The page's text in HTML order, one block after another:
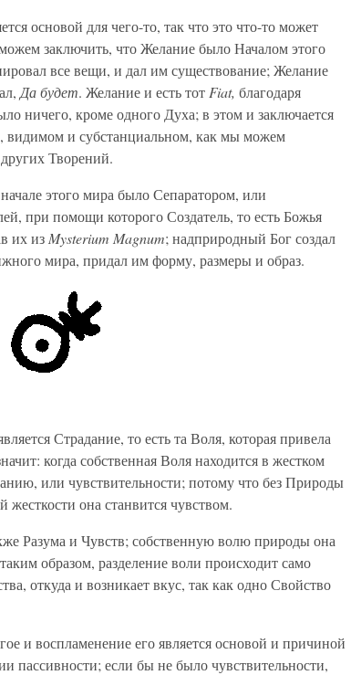
основой для чего-то, так что это что-то может
заключить, что Желание было Началом этого
все вещи, и дал им существование; Желание
Да будет. Желание и есть тот Fiat, благодаря
ничего, кроме одного Духа; в этом и заключается
видимом и субстанциальном, как мы можем
Творений.
этого мира было Сепаратором, или
при помощи которого Создатель, то есть Божья
их из Mysterium Magnum; надприродный Бог создал
мира, придал им форму, размеры и образ.
Страдание, то есть та Воля, которая привела
когда собственная Воля находится в жестком
или чувствительности; потому что без Природы
она станвится чувством.
Разума и Чувств; собственную волю природы она
образом, разделение воли происходит само
откуда и возникает вкус, так как одно Свойство
и воспламенение его является основой и причиной
пассивности; если бы не было чувствительности,